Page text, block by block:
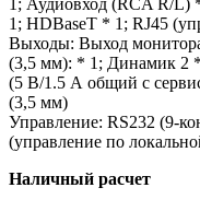
1; Аудиовход (RCA R/L)
1; HDBaseT * 1; RJ45
Выходы: Выход
(3,5 мм): * 1; Динамик 2
(5 В/1.5 А общий с
(3,5 мм)
Управление: RS232 (9-
(управление по
Наличный расчет